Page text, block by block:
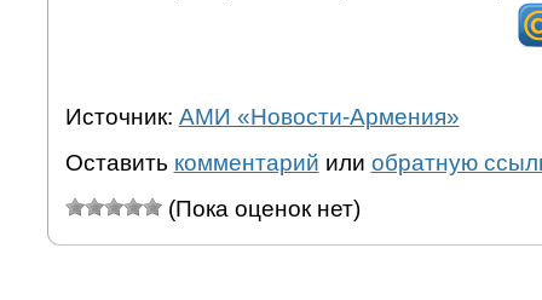
Источник: АМИ «Новости-Армения»
Оставить комментарий или обратную
(Пока оценок нет)